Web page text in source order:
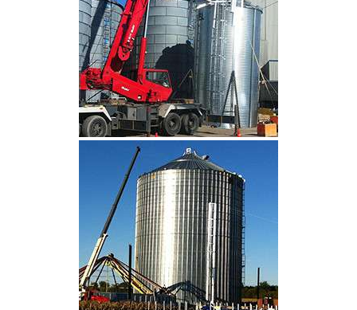
CLIQUEZ POUR AGRANDIR